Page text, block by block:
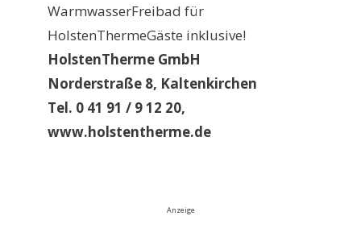
WarmwasserFreibad für
HolstenThermeGäste inklusive!
HolstenTherme GmbH
Norderstraße 8, Kaltenkirchen
Tel. 0 41 91 / 9 12 20,
www.holstentherme.de
Anzeige